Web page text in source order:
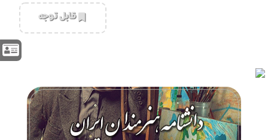
‌قابل توجه